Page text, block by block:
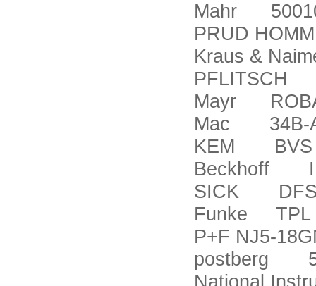
Mahr
PRUD
Kraus &
PFLITSCH
Mayr
Mac 34B-
KEM BVS
Beckhoff
SICK
Funke TPL
P+F NJ5-
postberg
National